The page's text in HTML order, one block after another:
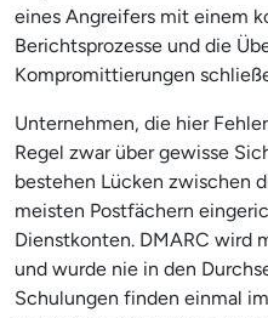
eines Angreifers mit einem
Berichtsprozesse und die
Kompromittierungen
Unternehmen, die hier
Regel zwar über gewisse
bestehen Lücken zwischen
meisten Postfächern
Dienstkonten. DMARC wird
und wurde nie in den
Schulungen finden einmal